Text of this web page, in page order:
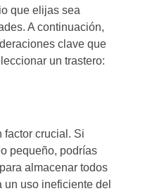
que elijas sea
A continuación,
clave que
un trastero:
factor crucial. Si
pequeño, podrías
almacenar todos
uso ineficiente del